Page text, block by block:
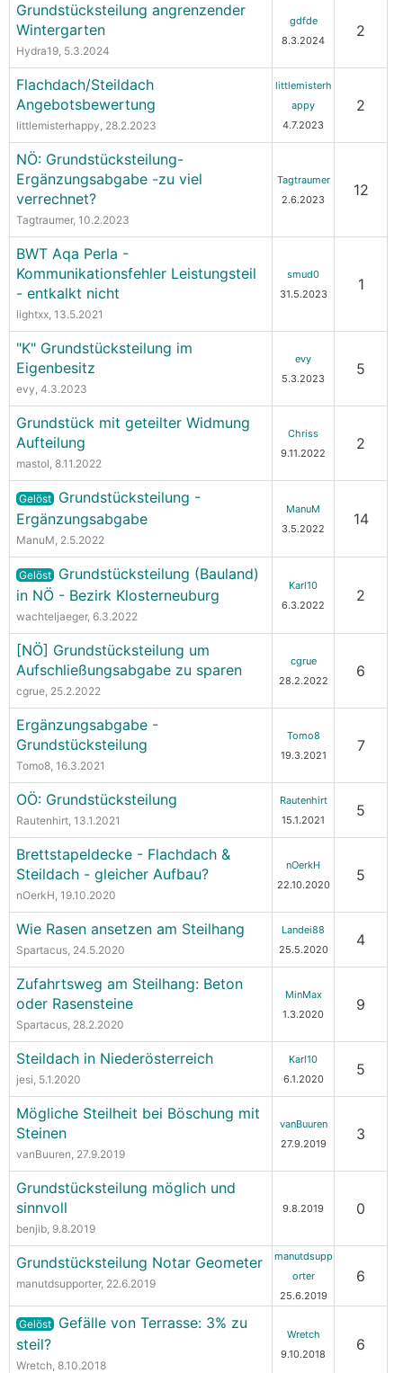
Grundstücksteilung angrenzender
Wintergarten
Hydra19, 5.3.2024
gdfde
8.3.2024
2
Flachdach/Steildach
Angebotsbewertung
littlemisterhappy, 28.2.2023
littlemisterh
appy
4.7.2023
2
NÖ: Grundstücksteilung-
Ergänzungsabgabe -zu viel
verrechnet?
Tagtraumer, 10.2.2023
Tagtraumer
2.6.2023
12
BWT Aqa Perla -
Kommunikationsfehler Leistungsteil
- entkalkt nicht
lightxx, 13.5.2021
smud0
31.5.2023
1
"K" Grundstücksteilung im
Eigenbesitz
evy, 4.3.2023
evy
5.3.2023
5
Grundstück mit geteilter Widmung
Aufteilung
mastol, 8.11.2022
Chriss
9.11.2022
2
Gelöst Grundstücksteilung -
Ergänzungsabgabe
ManuM, 2.5.2022
ManuM
3.5.2022
14
Gelöst Grundstücksteilung (Bauland)
in NÖ - Bezirk Klosterneuburg
wachteljaeger, 6.3.2022
Karl10
6.3.2022
2
[NÖ] Grundstücksteilung um
Aufschließungsabgabe zu sparen
cgrue, 25.2.2022
cgrue
28.2.2022
6
Ergänzungsabgabe -
Grundstücksteilung
Tomo8, 16.3.2021
Tomo8
19.3.2021
7
OÖ: Grundstücksteilung
Rautenhirt, 13.1.2021
Rautenhirt
15.1.2021
5
Brettstapeldecke - Flachdach &
Steildach - gleicher Aufbau?
nOerkH, 19.10.2020
nOerkH
22.10.2020
5
Wie Rasen ansetzen am Steilhang
Spartacus, 24.5.2020
Landei88
25.5.2020
4
Zufahrtsweg am Steilhang: Beton
oder Rasensteine
Spartacus, 28.2.2020
MinMax
1.3.2020
9
Steildach in Niederösterreich
jesi, 5.1.2020
Karl10
6.1.2020
5
Mögliche Steilheit bei Böschung mit
Steinen
vanBuuren, 27.9.2019
vanBuuren
27.9.2019
3
Grundstücksteilung möglich und
sinnvoll
benjib, 9.8.2019
9.8.2019 0
Grundstücksteilung Notar Geometer
manutdsupporter, 22.6.2019
manutdsupp
orter
25.6.2019
6
Gelöst Gefälle von Terrasse: 3% zu
steil?
Wretch, 8.10.2018
Wretch
9.10.2018
6